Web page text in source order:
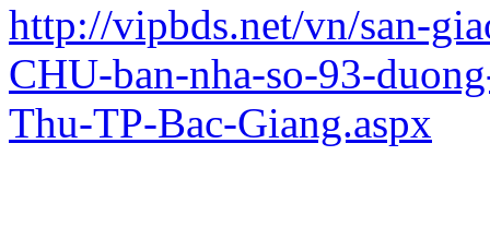
http://vipbds.net/vn/san-
CHU-ban-nha-so-93-
Thu-TP-Bac-Giang.aspx